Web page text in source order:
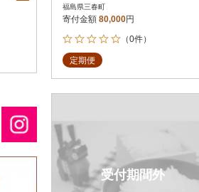
福島県三春町
寄付金額 80,000円
（0件）
定期便
受付期間外